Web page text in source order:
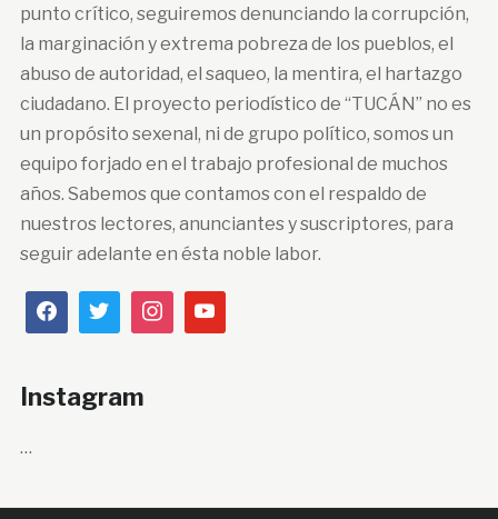
punto crítico, seguiremos denunciando la corrupción,
la marginación y extrema pobreza de los pueblos, el
abuso de autoridad, el saqueo, la mentira, el hartazgo
ciudadano. El proyecto periodístico de “TUCÁN” no es
un propósito sexenal, ni de grupo político, somos un
equipo forjado en el trabajo profesional de muchos
años. Sabemos que contamos con el respaldo de
nuestros lectores, anunciantes y suscriptores, para
seguir adelante en ésta noble labor.
Instagram
…